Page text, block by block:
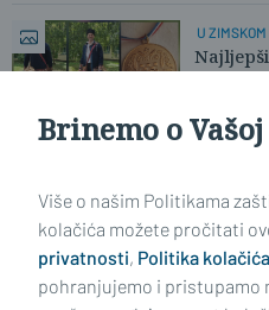
U
Brinemo o
Više o našim Politikama
kolačića možete pročitati
privatnosti, Politika kolačića
pohranjujemo i pristupamo